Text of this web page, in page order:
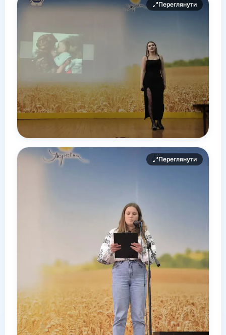
Переглянути
Переглянути